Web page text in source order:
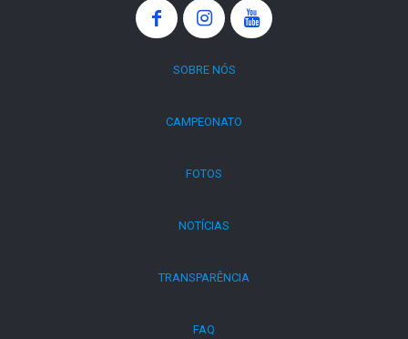
SOBRE NÓS
CAMPEONATO
FOTOS
NOTÍCIAS
TRANSPARÊNCIA
FAQ